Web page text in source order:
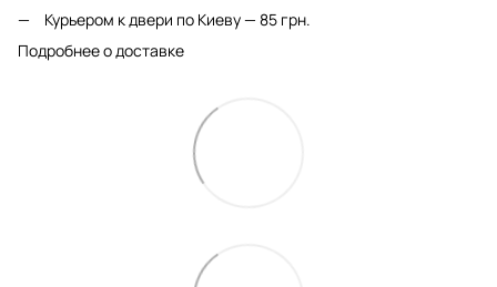
Курьером к двери по Киеву — 85 грн.
Подробнее о доставке